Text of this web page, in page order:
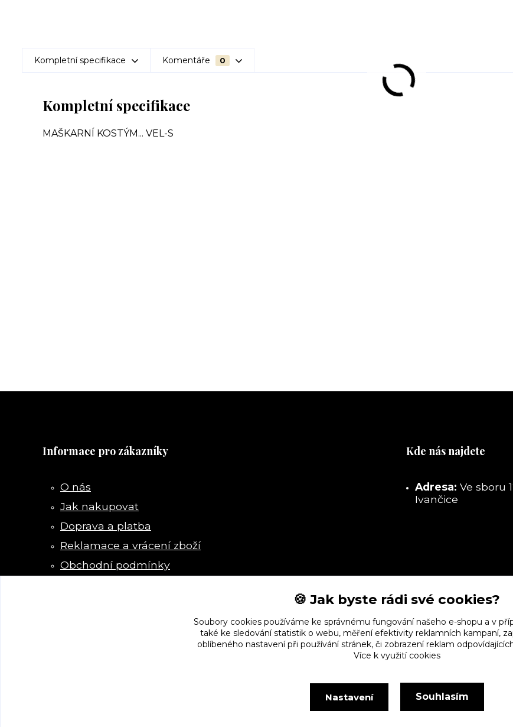
Kompletní specifikace Komentáře 0
Kompletní specifikace
MAŠKARNÍ KOSTÝM... VEL-S
Informace pro zákazníky
O nás
Jak nakupovat
Doprava a platba
Reklamace a vrácení zboží
Obchodní podmínky
Kde nás najdete
Adresa: Ve sboru
Ivančice
🍪 Jak byste rádi své cookies?
Soubory cookies používáme ke správnému fungování našeho e-shopu a v
také ke sledování statistik o webu, měření efektivity reklamních kampaní,
oblíbeného nastavení při používání stránek, či zobrazení reklam
Více k využití cookies
Nastavení Souhlasím